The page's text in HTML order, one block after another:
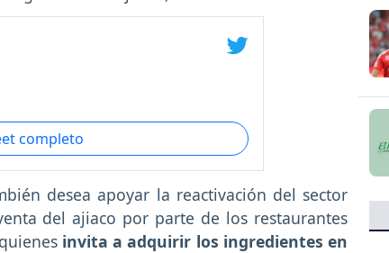
completo
desea apoyar la reactivación del sector
del ajiaco por parte de los restaurantes
invita a adquirir los ingredientes en